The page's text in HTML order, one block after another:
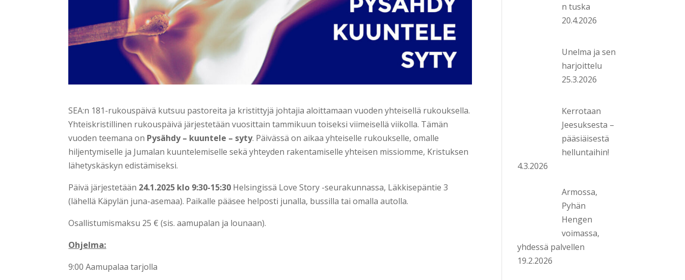
SEA:n 181-rukouspäivä kutsuu pastoreita ja kristittyjä johtajia aloittamaan vuoden yhteisellä rukouksella.
Yhteiskristillinen rukouspäivä järjestetään vuosittain tammikuun toiseksi viimeisellä viikolla. Tämän
vuoden teemana on Pysähdy – kuuntele – syty. Päivässä on aikaa yhteiselle rukoukselle, omalle
hiljentymiselle ja Jumalan kuuntelemiselle sekä yhteyden rakentamiselle yhteisen missiomme, Kristuksen
lähetyskäskyn edistämiseksi.
Päivä järjestetään 24.1.2025 klo 9:30-15:30 Helsingissä Love Story -seurakunnassa, Läkkisepäntie 3
(lähellä Käpylän juna-asemaa). Paikalle pääsee helposti junalla, bussilla tai omalla autolla.
Osallistumismaksu 25 € (sis. aamupalan ja lounaan).
Ohjelma:
9:00 Aamupalaa tarjolla
n tuska
20.4.2026
Unelma ja sen
harjoittelu
25.3.2026
Kerrotaan
Jeesuksesta –
pääsiäisestä
helluntaihin!
4.3.2026
Armossa,
Pyhän
Hengen
voimassa,
yhdessä palvellen
19.2.2026